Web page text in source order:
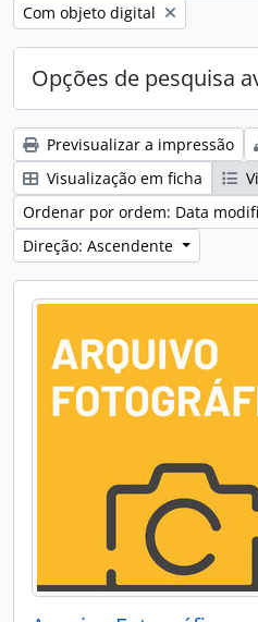
Remove filter:
Com objeto digital
Opções de pesquisa
Previsualizar a impressão
Visualização em ficha
Ordenar por ordem: Data
Direção: Ascendente